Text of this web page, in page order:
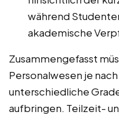
während
akademische
Zusammengefasst
Personalwesen je
unterschiedliche
aufbringen. Teilzeit-